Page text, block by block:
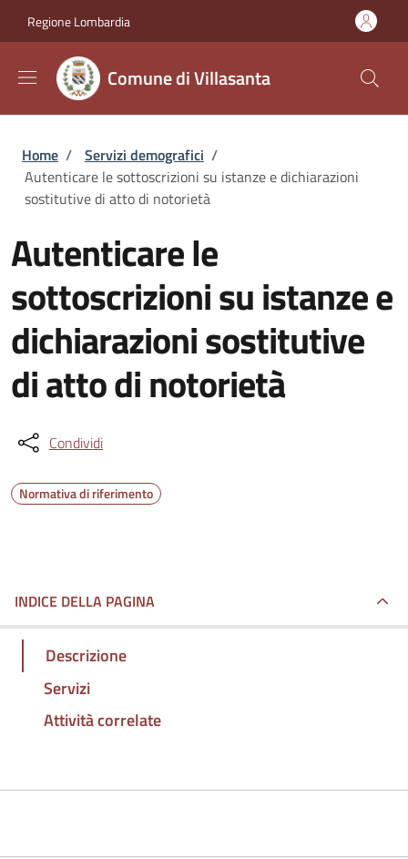
Regione Lombardia
Comune di Villasanta
Briciole di pane
Home / Servizi demografici /
Autenticare le sottoscrizioni su istanze e dichiarazioni
sostitutive di atto di notorietà
Autenticare le
sottoscrizioni su istanze e
dichiarazioni sostitutive
di atto di notorietà
Condividi
Normativa di riferimento
INDICE DELLA PAGINA
Descrizione
Servizi
Attività correlate